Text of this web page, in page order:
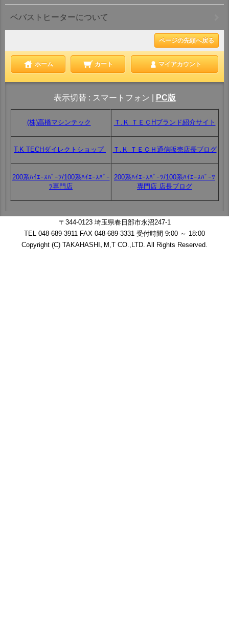
ベバストヒーターについて
ページの先頭へ戻る
ホーム カート マイアカウント
表示切替 : スマートフォン PC版
(株)高橋マシンテック Ｔ.Ｋ ＴＥＣHブランド紹介サイト
T.K TECHダイレクトショップ Ｔ.Ｋ ＴＥＣＨ通信販売店長ブログ
200系ﾊｲｴｰｽﾊﾟｰﾂ/100系ﾊｲｴｰｽﾊﾟｰ
ﾂ専門店
200系ﾊｲｴｰｽﾊﾟｰﾂ/100系ﾊｲｴｰｽﾊﾟｰﾂ
専門店 店長ブログ
〒344-0123 埼玉県春日部市永沼247-1
TEL 048-689-3911 FAX 048-689-3331 受付時間 9:00 ～ 18:00
Copyright (C) TAKAHASHI､M,T CO.,LTD. All Rights Reserved.